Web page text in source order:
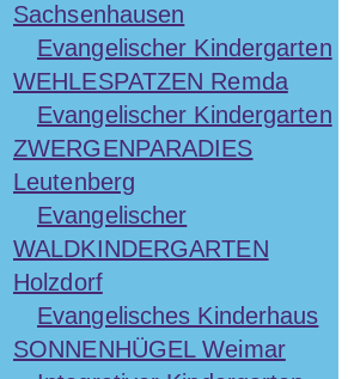
Sachsenhausen
Evangelischer Kindergarten
WEHLESPATZEN Remda
Evangelischer Kindergarten
ZWERGENPARADIES
Leutenberg
Evangelischer
WALDKINDERGARTEN
Holzdorf
Evangelisches Kinderhaus
SONNENHÜGEL Weimar